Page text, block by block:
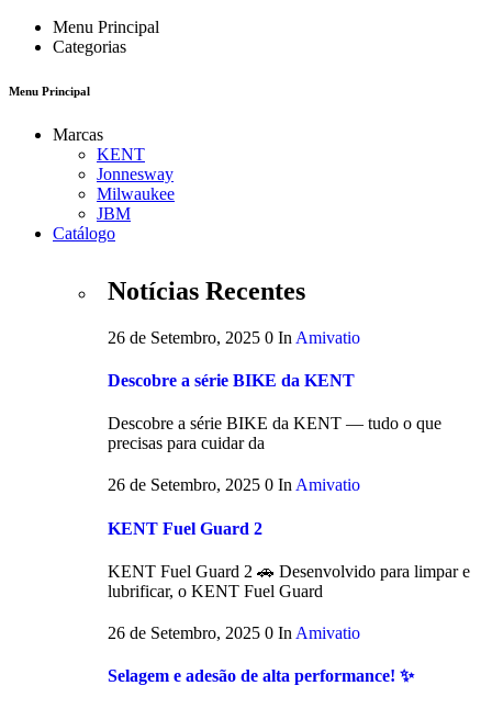
Menu Principal
Categorias
Menu Principal
Marcas
KENT
Jonnesway
Milwaukee
JBM
Catálogo
Notícias Recentes
26 de Setembro, 2025 0 In Amivatio
Descobre a série BIKE da KENT
Descobre a série BIKE da KENT — tudo o que
precisas para cuidar da
26 de Setembro, 2025 0 In Amivatio
KENT Fuel Guard 2
KENT Fuel Guard 2 🚗 Desenvolvido para limpar e
lubrificar, o KENT Fuel Guard
26 de Setembro, 2025 0 In Amivatio
Selagem e adesão de alta performance! ✨